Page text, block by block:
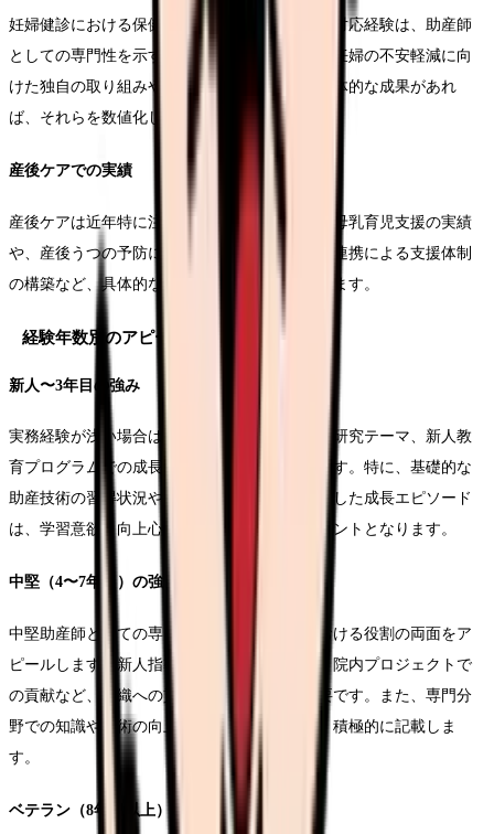
妊婦健診における保健指導や、リスク妊婦への対応経験は、助産師
としての専門性を示す重要な要素です。特に、妊婦の不安軽減に向
けた独自の取り組みや、継続的な支援による具体的な成果があれ
ば、それらを数値化して記載します。
産後ケアでの実績
産後ケアは近年特に注目されている分野です。母乳育児支援の実績
や、産後うつの予防に向けた取り組み、多職種連携による支援体制
の構築など、具体的な取り組みと成果を記載します。
経験年数別のアピールポイント
新人〜3年目の強み
実務経験が浅い場合は、学生時代の実習経験や研究テーマ、新人教
育プログラムでの成長過程を具体的に記載します。特に、基礎的な
助産技術の習得状況や、先輩からの指導を活かした成長エピソード
は、学習意欲と向上心をアピールする良いポイントとなります。
中堅（4〜7年目）の強み
中堅助産師としての専門性と、チーム医療における役割の両面をア
ピールします。新人指導やプリセプター経験、院内プロジェクトで
の貢献など、組織への貢献度を示す実績も重要です。また、専門分
野での知識や技術の向上に向けた取り組みも、積極的に記載しま
す。
ベテラン（8年目以上）の強み